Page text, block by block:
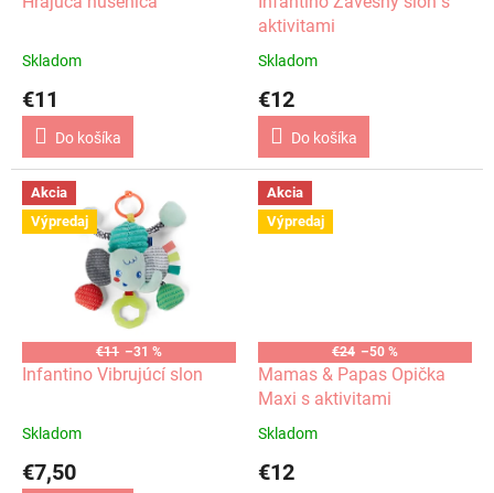
Skladom
€11
Do košíka
aktivitami
Skladom
€12
Do košíka
Akcia
Výpredaj
€11 –31 %
Infantino Vibrujúcí slon
Skladom
€7,50
Akcia
Výpredaj
€24 –50 %
Mamas & Papas Opička
Maxi s aktivitami
Skladom
€12